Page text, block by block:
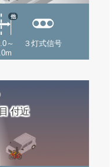
～
他
３灯式信号
付近